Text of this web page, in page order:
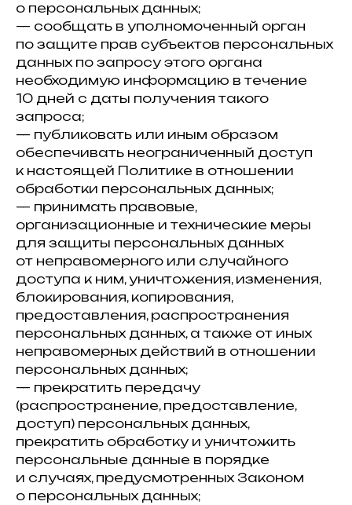
о персональных данных;
— сообщать в уполномоченный орган
по защите прав субъектов персональных
данных по запросу этого органа
необходимую информацию в течение
10 дней с даты получения такого
запроса;
— публиковать или иным образом
обеспечивать неограниченный доступ
к настоящей Политике в отношении
обработки персональных данных;
— принимать правовые,
организационные и технические меры
для защиты персональных данных
от неправомерного или случайного
доступа к ним, уничтожения, изменения,
блокирования, копирования,
предоставления, распространения
персональных данных, а также от иных
неправомерных действий в отношении
персональных данных;
— прекратить передачу
(распространение, предоставление,
доступ) персональных данных,
прекратить обработку и уничтожить
персональные данные в порядке
и случаях, предусмотренных Законом
о персональных данных;